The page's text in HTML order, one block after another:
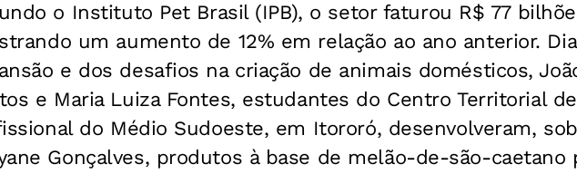
o Instituto Pet Brasil (IPB), o setor faturou R$ 77
um aumento de 12% em relação ao ano anterior.
e dos desafios na criação de animais domésticos,
e Maria Luiza Fontes, estudantes do Centro Territorial
do Médio Sudoeste, em Itororó, desenvolveram,
Gonçalves, produtos à base de melão-de-são-caetano